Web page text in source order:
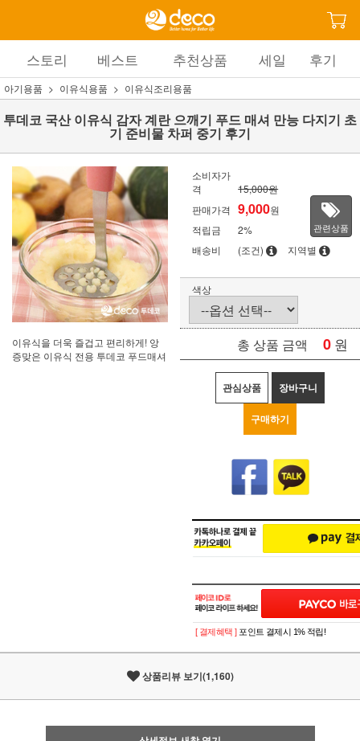
스토리 베스트 추천상품 세일 후기
아기용품 이유식용품 이유식조리용품
투데코 국산 이유식 감자 계란 으깨기 푸드 매셔 만능 다지기 초
기 준비물 차퍼 중기 후기
이유식을 더욱 즐겁고 편리하게! 앙
증맞은 이유식 전용 투데코 푸드매셔
소비자가
격
15,000원
판매가격 9,000원
적립금
2%
배송비
(조건) 지역별
관련상품
색상
총 상품 금액 0 원
관심상품 장바구니
구매하기
[ 결제혜택 ] 포인트 결제시 1% 적립!
상품리뷰 보기(1,160)